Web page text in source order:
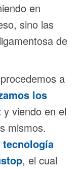
en
sino las
de
a
los
y viendo en el
mismos.
tecnología
, el cual